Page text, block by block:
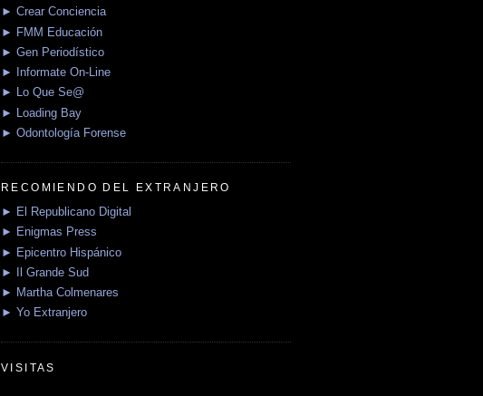
► Crear Conciencia
► FMM Educación
► Gen Periodístico
► Informate On-Line
► Lo Que Se@
► Loading Bay
► Odontología Forense
RECOMIENDO DEL EXTRANJERO
► El Republicano Digital
► Enigmas Press
► Epicentro Hispánico
► Il Grande Sud
► Martha Colmenares
► Yo Extranjero
VISITAS